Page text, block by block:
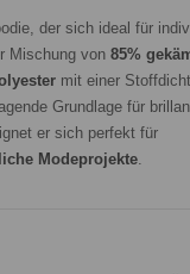
der sich ideal für
Mischung von 85%
mit einer
Grundlage für
er sich perfekt für
Modeprojekte.